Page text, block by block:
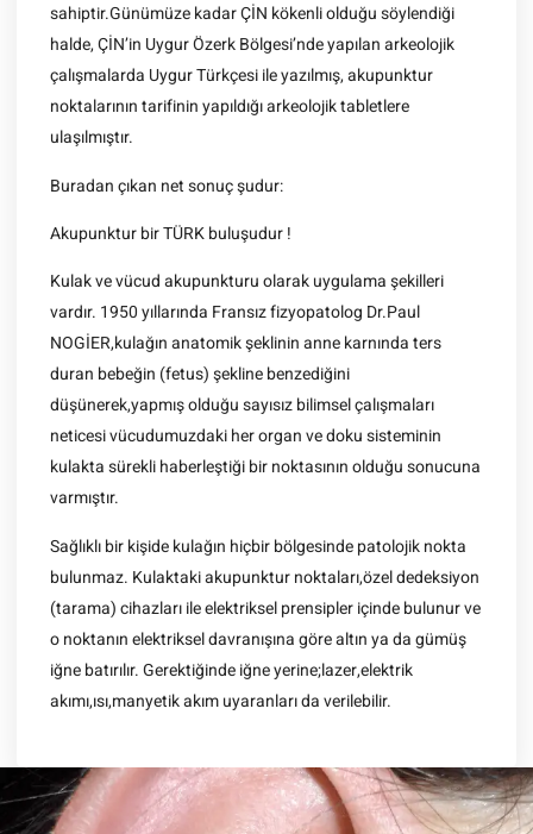
sahiptir.Günümüze kadar ÇİN kökenli olduğu söylendiği
halde, ÇİN’in Uygur Özerk Bölgesi’nde yapılan arkeolojik
çalışmalarda Uygur Türkçesi ile yazılmış, akupunktur
noktalarının tarifinin yapıldığı arkeolojik tabletlere
ulaşılmıştır.
Buradan çıkan net sonuç şudur:
Akupunktur bir TÜRK buluşudur !
Kulak ve vücud akupunkturu olarak uygulama şekilleri
vardır. 1950 yıllarında Fransız fizyopatolog Dr.Paul
NOGİER,kulağın anatomik şeklinin anne karnında ters
duran bebeğin (fetus) şekline benzediğini
düşünerek,yapmış olduğu sayısız bilimsel çalışmaları
neticesi vücudumuzdaki her organ ve doku sisteminin
kulakta sürekli haberleştiği bir noktasının olduğu sonucuna
varmıştır.
Sağlıklı bir kişide kulağın hiçbir bölgesinde patolojik nokta
bulunmaz. Kulaktaki akupunktur noktaları,özel dedeksiyon
(tarama) cihazları ile elektriksel prensipler içinde bulunur ve
o noktanın elektriksel davranışına göre altın ya da gümüş
iğne batırılır. Gerektiğinde iğne yerine;lazer,elektrik
akımı,ısı,manyetik akım uyaranları da verilebilir.